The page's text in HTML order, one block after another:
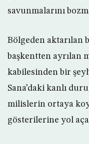
savunmalarını
Bölgeden aktarılan
başkentten ayrılan
kabilesinden bir
Sana’daki kanlı
milislerin ortaya
gösterilerine yol